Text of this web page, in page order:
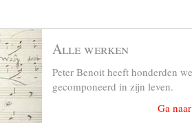
Alle werken
Peter Benoit heeft honderden
gecomponeerd in zijn leven.
Ga